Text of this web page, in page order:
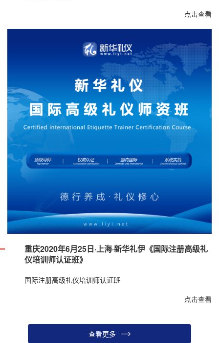
点击查看
重庆2020年6月25日·上海·新华礼伊《国际注册高级礼
仪培训师认证班》
国际注册高级礼仪培训师认证班
点击查看
查看更多